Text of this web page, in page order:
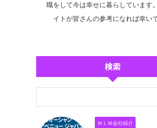
職をして今は幸せに暮らしています
イトが皆さんの参考になれば幸い
検索
ＭＬＭ会社紹介